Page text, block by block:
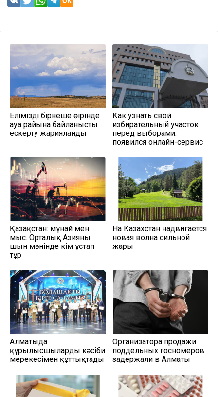
Еліміздің бірнеше өңірінде
ауа райына байланысты
ескерту жарияланды
Как узнать свой
избирательный участок
перед выборами:
появился онлайн-сервис
Қазақстан: мұнай мен
мыс. Орталық Азияны
шын мәнінде кім ұстап
тұр
На Казахстан надвигается
новая волна сильной
жары
Алматыда
құрылысшыларды кәсіби
мерекесімен құттықтады
Организатора продажи
поддельных госномеров
задержали в Алматы